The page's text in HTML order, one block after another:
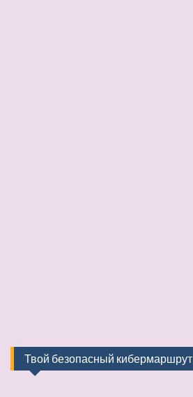
Твой безопасный кибермаршрут